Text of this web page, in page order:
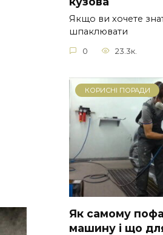
Якщо ви хочете
шпаклювати
0 23.3к.
КОРИСНІ ПОРАДИ
Як самому
машину і що